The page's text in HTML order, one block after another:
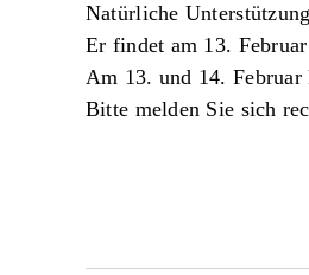
Natürliche
Er findet am 13.
Am 13. und 14. Februar
Bitte melden Sie sich